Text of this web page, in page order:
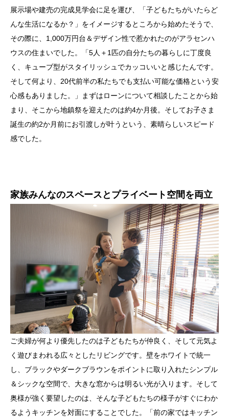
展示場や建売の完成見学会に足を運び、「子どもたちがいたらど
んな生活になるか？」をイメージするところから始めたそうで、
その際に、1,000万円台＆デザイン性で惹かれたのがアラセンハ
ウスの住まいでした。「5人＋1匹の自分たちの暮らしに丁度良
く、キューブ型がスタイリッシュでカッコいいと感じたんです。
そして何より、20代前半の私たちでも支払い可能な価格という安
心感もありました。」まずはローンについて相談したことから始
まり、そこから地鎮祭を迎えたのは約4か月後。そしてお子さま
誕生の約2か月前にお引渡しが叶うという、素晴らしいスピード
感でした。
家族みんなのスペースとプライベート空間を両立
ご夫婦が何より優先したのは子どもたちが仲良く、そして元気よ
く遊びまわれる広々としたリビングです。壁をホワイトで統一
し、ブラックやダークブラウンをポイントに取り入れたシンプル
＆シックな空間で、大きな窓からは明るい光が入ります。そして
奥様が強く要望したのは、そんな子どもたちの様子がすぐにわか
るようキッチンを対面にすることでした。「前の家ではキッチン